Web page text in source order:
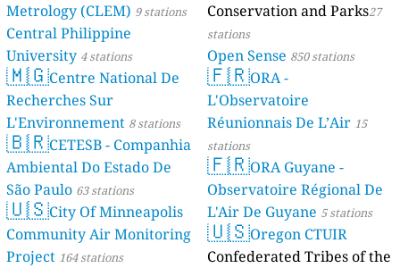
Metrology (CLEM) 9 stations
Central Philippine
University 4 stations
🇲🇬Centre National De
Recherches Sur
L'Environnement 8 stations
🇧🇷CETESB - Companhia
Ambiental Do Estado De
São Paulo 63 stations
🇺🇸City Of Minneapolis
Community Air Monitoring
Project 164 stations
Conservation and Parks27
stations
Open Sense 850 stations
🇫🇷ORA -
L'Observatoire
Réunionnais De L’Air 15
stations
🇫🇷ORA Guyane -
Observatoire Régional De
L'Air De Guyane 5 stations
🇺🇸Oregon CTUIR
Confederated Tribes of the